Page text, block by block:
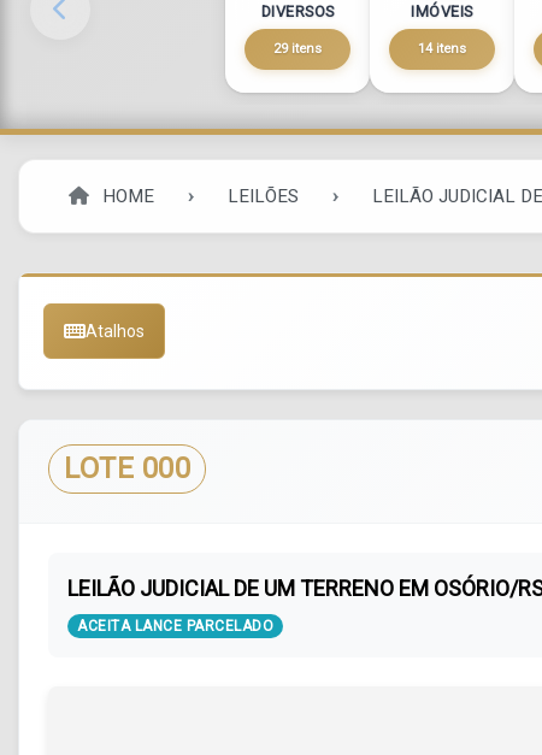
DIVERSOS
29 itens
IMÓVEIS
14 itens
HOME LEILÕES LEILÃO JUDICIAL
Atalhos
LOTE 000
LEILÃO JUDICIAL DE UM TERRENO EM OSÓRIO/
ACEITA LANCE PARCELADO